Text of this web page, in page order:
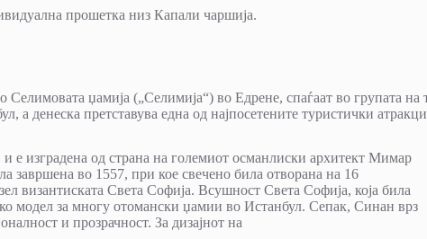
прошетка низ Капали чаршија.
Селимовата џамија („Селимија“) во Едрене, спаѓаат во групата на
а денеска претставува една од најпосетените туристички
е изградена од страна на големиот османлиски архитект Мимар
завршена во 1557, при кое свечено била отворана на 16
византиската Света Софија. Всушност Света Софија, која била
модел за многу отомански џамии во Истанбул. Сепак, Синан врз
и прозрачност. За дизајнот на